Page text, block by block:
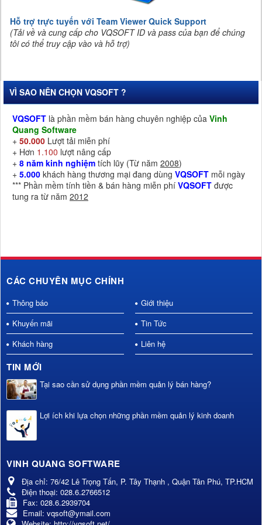
Hỗ trợ trực tuyến với Team Viewer Quick Support
(Tải về và cung cấp cho VQSOFT ID và pass của bạn để chúng
tôi có thể truy cập vào và hỗ trợ)
VÌ SAO NÊN CHỌN VQSOFT ?
VQSOFT là phần mềm bán hàng chuyên nghiệp của Vinh
Quang Software
+ 50.000 Lượt tải miễn phí
+ Hơn 1.100 lượt nâng cấp
+ 8 năm kinh nghiệm tích lũy (Từ năm 2008)
+ 5.000 khách hàng thương mại đang dùng VQSOFT mỗi ngày
*** Phần mềm tính tiền & bán hàng miễn phí VQSOFT được
tung ra từ năm 2012
CÁC CHUYÊN MỤC CHÍNH
Thông báo
Giới thiệu
Khuyến mãi
Tin Tức
Khách hàng
Liên hệ
TIN MỚI
Tại sao cần sử dụng phần mềm quản lý bán hàng?
Lợi ích khi lựa chọn những phần mềm quản lý kinh doanh
VINH QUANG SOFTWARE
Địa chỉ: 76/42 Lê Trọng Tấn, P. Tây Thạnh , Quận Tân Phú, TP.HCM
Điện thoại: 028.6.2766512
Fax: 028.6.2939704
Email: vqsoft@ymail.com